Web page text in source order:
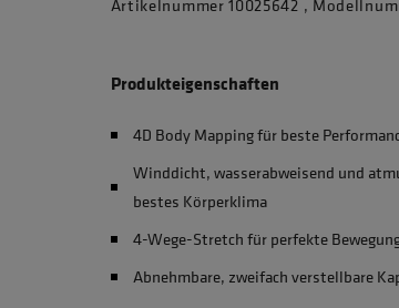
Artikelnummer 10025642 ,
Produkteigenschaften
4D Body Mapping für beste
Winddicht, wasserabweisend und
bestes Körperklima
4-Wege-Stretch für perfekte
Abnehmbare, zweifach verstellbare